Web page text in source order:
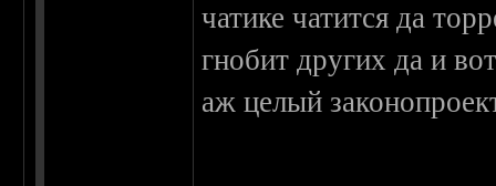
чатике чатится да
гнобит других да и
аж целый